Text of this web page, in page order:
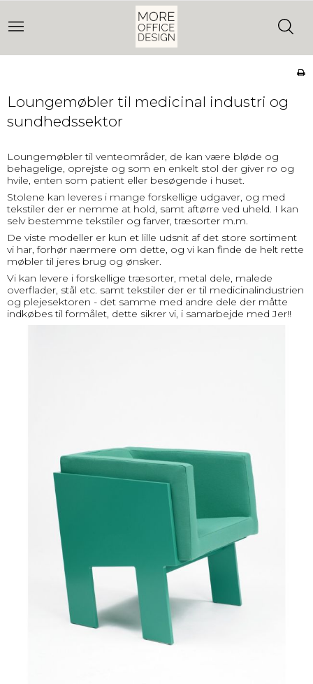
Loungemøbler til medicinal industri og
sundhedssektor
Loungemøbler til venteområder, de kan være bløde og
behagelige, oprejste og som en enkelt stol der giver ro og
hvile, enten som patient eller besøgende i huset.
Stolene kan leveres i mange forskellige udgaver, og med
tekstiler der er nemme at hold, samt aftørre ved uheld. I kan
selv bestemme tekstiler og farver, træsorter m.m.
De viste modeller er kun et lille udsnit af det store sortiment
vi har, forhør nærmere om dette, og vi kan finde de helt rette
møbler til jeres brug og ønsker.
Vi kan levere i forskellige træsorter, metal dele, malede
overflader, stål etc. samt tekstiler der er til medicinalindustrien
og plejesektoren - det samme med andre dele der måtte
indkøbes til formålet, dette sikrer vi, i samarbejde med Jer!!